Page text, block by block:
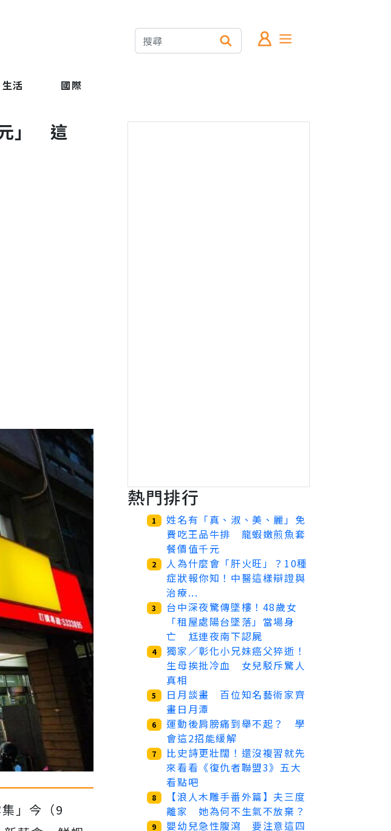
生活 國際
元」 這
」今（9
熱門排行
1
姓名有「真、淑、美、麗」免
費吃王品牛排 龍蝦嫩煎魚套
餐價值千元
2
人為什麼會「肝火旺」？10種
症狀報你知！中醫這樣辯證與
治療...
3
台中深夜驚傳墜樓！48歲女
「租屋處陽台墜落」當場身
亡 尪連夜南下認屍
4
獨家／彰化小兄妹癌父猝逝！
生母挨批冷血 女兒駁斥驚人
真相
5
日月談畫 百位知名藝術家齊
畫日月潭
6
運動後肩膀痛到舉不起？ 學
會這2招能緩解
7
比史詩更壯闊！還沒複習就先
來看看《復仇者聯盟3》五大
看點吧
8
【浪人木雕手番外篇】夫三度
離家 她為何不生氣不放棄？
9
嬰幼兒急性腹瀉 要注意這四